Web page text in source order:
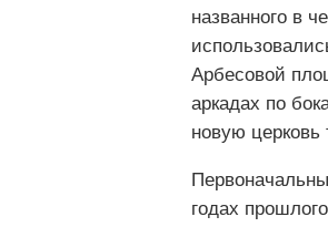
названного в
Арбесовой
аркадах по
новую церковь
годах